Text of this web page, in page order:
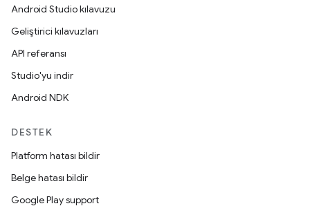
Android Studio kılavuzu
Geliştirici kılavuzları
API referansı
Studio'yu indir
Android NDK
DESTEK
Platform hatası bildir
Belge hatası bildir
Google Play support